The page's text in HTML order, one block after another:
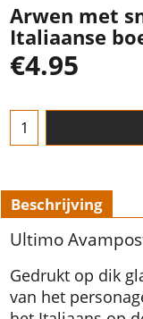
Arwen met
Italiaanse
€4.95
Beschrijving
Ultimo
Gedrukt op dik
van het